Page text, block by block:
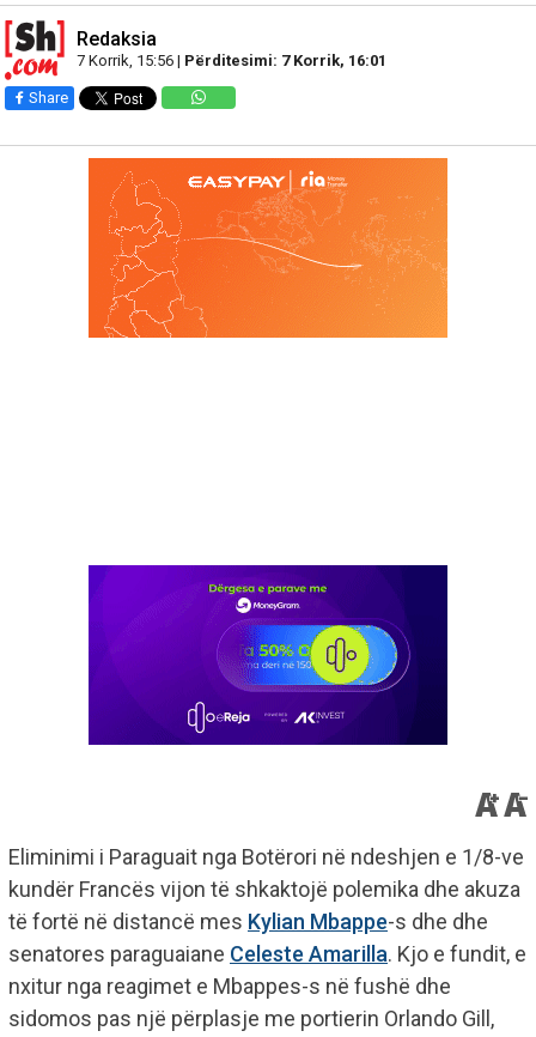
Redaksia
7 Korrik, 15:56 | Përditesimi: 7 Korrik, 16:01
Share
Eliminimi i Paraguait nga Botërori në ndeshjen e 1/8-ve
kundër Francës vijon të shkaktojë polemika dhe akuza
të fortë në distancë mes Kylian Mbappe-s dhe dhe
senatores paraguaiane Celeste Amarilla. Kjo e fundit, e
nxitur nga reagimet e Mbappes-s në fushë dhe
sidomos pas një përplasje me portierin Orlando Gill,